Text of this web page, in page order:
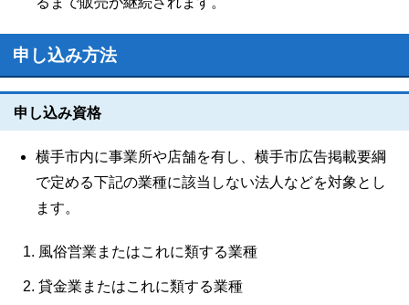
申し込み方法
申し込み資格
横手市内に事業所や店舗を有し、横手市広告掲載要綱
で定める下記の業種に該当しない法人などを対象とし
ます。
風俗営業またはこれに類する業種
貸金業またはこれに類する業種